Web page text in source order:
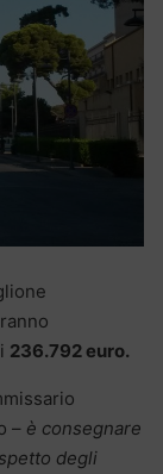
236.792 euro.
– è consegnare
degli